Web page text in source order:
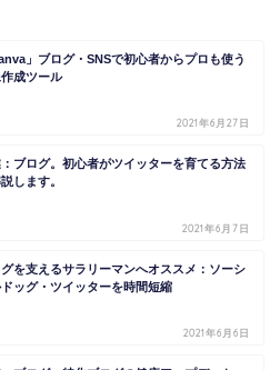
」ブログ・SNSで初心者からプロも使う
成ツール
2021年6月27日
ブログ。初心者がツイッターを育てる方法
します。
2021年6月7日
を支えるサラリーマンへオススメ：ソーシ
ッグ・ツイッターを時間短縮
2021年6月6日